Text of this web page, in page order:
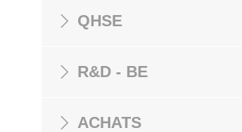
QHSE
R&D - BE
ACHATS